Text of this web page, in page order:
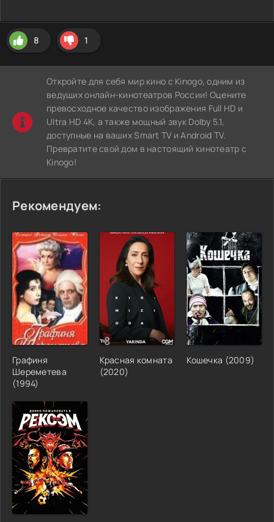
8 1
Откройте для себя мир кино с Kinogo, одним из
ведущих онлайн-кинотеатров России! Оцените
превосходное качество изображения Full HD и
Ultra HD 4K, а также мощный звук Dolby 5.1,
доступные на ваших Smart TV и Android TV.
Превратите свой дом в настоящий кинотеатр с
Kinogo!
Рекомендуем:
Графиня
Шереметева
(1994)
Красная комната
(2020)
Кошечка (2009)